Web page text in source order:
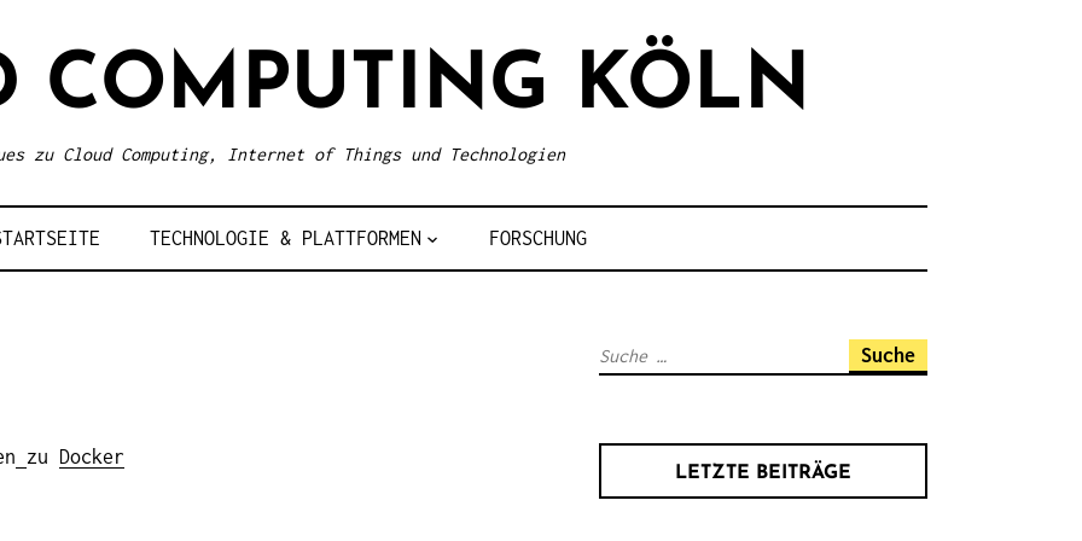
COMPUTING KÖLN
zu Cloud Computing, Internet of Things und Technologien
TECHNOLOGIE & PLATTFORMEN FORSCHUNG
zu Docker
S
LETZTE BEITRÄGE